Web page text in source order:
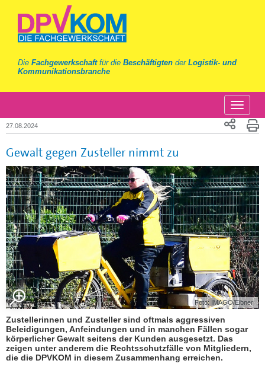
Die Fachgewerkschaftfür die Beschäftigten der Logistik- und
Kommunikationsbranche
27.08.2024
Gewalt gegen Zusteller nimmt zu
Foto: IMAGO/Eibner
Zustellerinnen und Zusteller sind oftmals aggressiven
Beleidigungen, Anfeindungen und in manchen Fällen sogar
körperlicher Gewalt seitens der Kunden ausgesetzt. Das
zeigen unter anderem die Rechtsschutzfälle von Mitgliedern,
die die DPVKOM in diesem Zusammenhang erreichen.